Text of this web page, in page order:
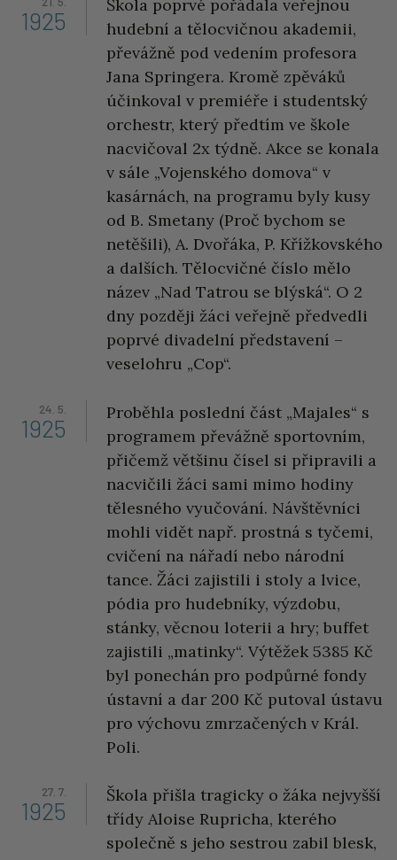
1925
Škola poprvé pořádala veřejnou
hudební a tělocvičnou akademii,
převážně pod vedením profesora
Jana Springera. Kromě zpěváků
účinkoval v premiéře i studentský
orchestr, který předtím ve škole
nacvičoval 2x týdně. Akce se konala
v sále „Vojenského domova“ v
kasárnách, na programu byly kusy
od B. Smetany (Proč bychom se
netěšili), A. Dvořáka, P. Křížkovského
a dalších. Tělocvičné číslo mělo
název „Nad Tatrou se blýská“. O 2
dny později žáci veřejně předvedli
poprvé divadelní představení –
veselohru „Cop“.
24. 5.
1925
Proběhla poslední část „Majales“ s
programem převážně sportovním,
přičemž většinu čísel si připravili a
nacvičili žáci sami mimo hodiny
tělesného vyučování. Návštěvníci
mohli vidět např. prostná s tyčemi,
cvičení na nářadí nebo národní
tance. Žáci zajistili i stoly a lvice,
pódia pro hudebníky, výzdobu,
stánky, věcnou loterii a hry; buffet
zajistili „matinky“. Výtěžek 5385 Kč
byl ponechán pro podpůrné fondy
ústavní a dar 200 Kč putoval ústavu
pro výchovu zmrzačených v Král.
Poli.
27. 7.
1925
Škola přišla tragicky o žáka nejvyšší
třídy Aloise Rupricha, kterého
společně s jeho sestrou zabil blesk,